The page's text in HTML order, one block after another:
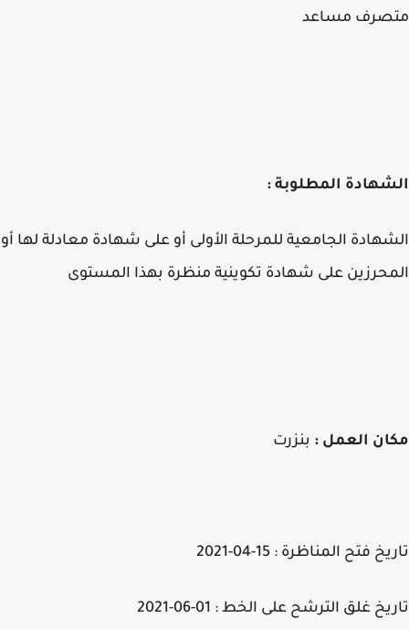
مساعد
المطلوبة :
الجامعية للمرحلة الأولى أو على شهادة معادلة لها أو
على شهادة تكوينية منظرة بهذا المستوى
العمل :بنزرت
فتح المناظرة : 15-04-2021
غلق الترشح على الخط : 01-06-2021